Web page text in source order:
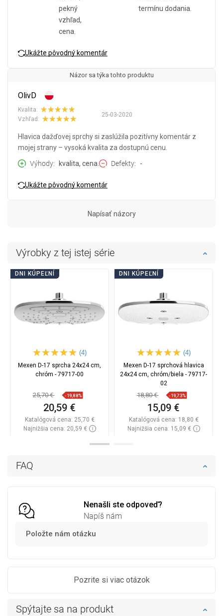
FAQ
Nenašli ste odpoveď?
Napíš nám
Položte nám otázku
Pozrite si viac otázok
pekný
vzhľad,
cena.
termínu dodania.
Ukážte pôvodný komentár
Názor sa týka tohto produktu
OlivD
25-03-2020
Kvalita:
Vzhľad:
Hlavica dažďovej sprchy si zaslúžila pozitívny komentár z
mojej strany – vysoká kvalita za dostupnú cenu.
Výhody
kvalita, cena. Defekty -
Ukážte pôvodný komentár
Napísať názory
Spýtajte sa na produkt
Výrobky z tej istej série
DNI KÚPEĽNÍ
(4)
Mexen D-17 sprcha 24x24 cm,
chróm - 79717-00
25,70 € -19,88%
20,59 €
Katalógová cena: 25,70 €
Najnižšia cena: 20,59 €
DNI KÚPEĽNÍ
(4)
Mexen D-17 sprchová hlavica
24x24 cm, chróm/biela - 79717-
02
18,80 € -19,73%
15,09 €
Katalógová cena: 18,80 €
Najnižšia cena: 15,09 €